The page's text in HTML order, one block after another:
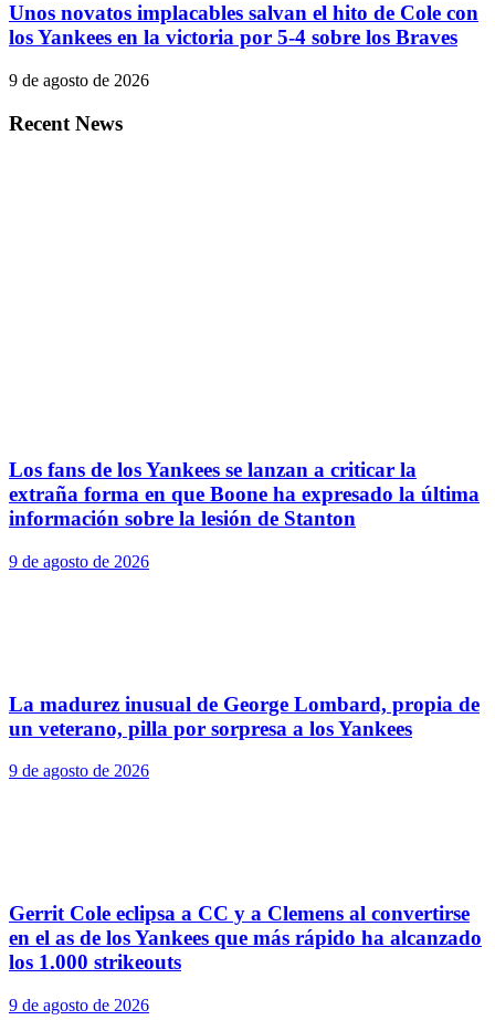
Unos novatos implacables salvan el hito de Cole con
los Yankees en la victoria por 5-4 sobre los Braves
9 de agosto de 2026
Recent News
Los fans de los Yankees se lanzan a criticar la
extraña forma en que Boone ha expresado la última
información sobre la lesión de Stanton
9 de agosto de 2026
La madurez inusual de George Lombard, propia de
un veterano, pilla por sorpresa a los Yankees
9 de agosto de 2026
Gerrit Cole eclipsa a CC y a Clemens al convertirse
en el as de los Yankees que más rápido ha alcanzado
los 1.000 strikeouts
9 de agosto de 2026